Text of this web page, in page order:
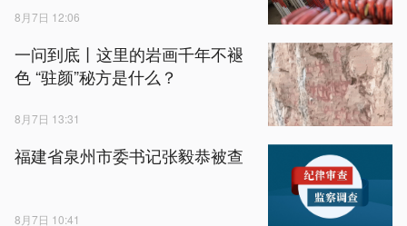
8月7日 12:06
一问到底丨这里的岩画千年不褪
色 “驻颜”秘方是什么？
8月7日 13:31
福建省泉州市委书记张毅恭被查
8月7日 10:41